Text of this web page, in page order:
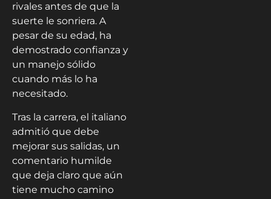
rivales antes de que la
suerte le sonriera. A
pesar de su edad, ha
demostrado confianza y
un manejo sólido
cuando más lo ha
necesitado.
Tras la carrera, el italiano
admitió que debe
mejorar sus salidas, un
comentario humilde
que deja claro que aún
tiene mucho camino